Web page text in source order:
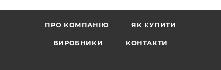
ПРО КОМПАНІЮ ЯК КУПИТИ
ВИРОБНИКИ КОНТАКТИ